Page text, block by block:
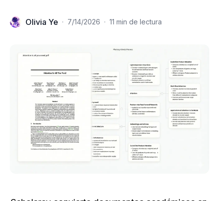
Olivia Ye · 7/14/2026 · 11 min de lectura